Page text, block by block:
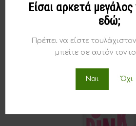
Είσαι αρκετά μεγάλος
εδώ;
Πρέπει να είστε
μπείτε σε αυτόν τον
Ναι Όχι